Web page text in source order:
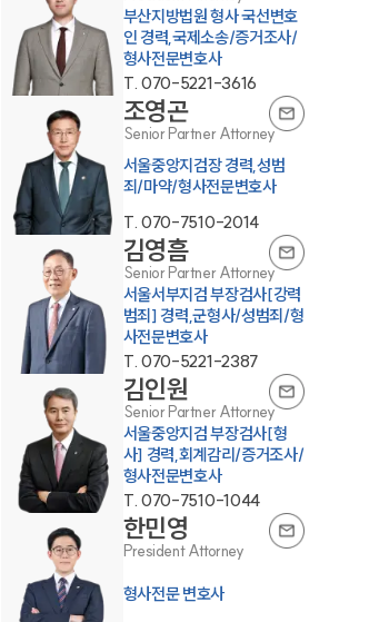
그룹소개
그룹소개
대륜의 강점
오시는 길
부산지방법원 형사 국선변호
인 경력,국제소송/증거조사/
형사전문변호사
T. 070-5221-3616
조영곤
Senior Partner Attorney
서울중앙지검장 경력,성범
죄/마약/형사전문변호사
T. 070-7510-2014
김영흠
Senior Partner Attorney
서울서부지검 부장검사[강력
범죄] 경력,군형사/성범죄/형
사전문변호사
T. 070-5221-2387
김인원
Senior Partner Attorney
서울중앙지검 부장검사[형
사] 경력,회계감리/증거조사/
형사전문변호사
T. 070-7510-1044
한민영
President Attorney
형사전문 변호사